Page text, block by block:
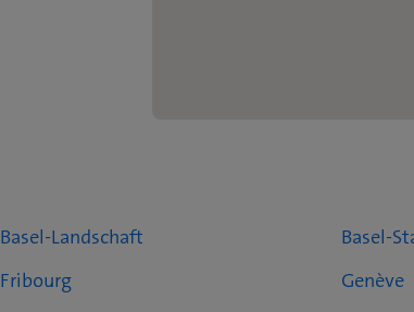
Basel-Landschaft
Basel-
Fribourg
Genève